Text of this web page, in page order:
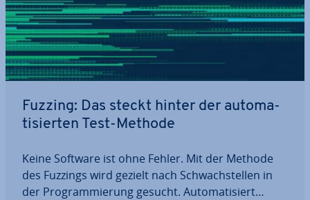
Fuzzing: Das steckt hinter der au­to­ma­
ti­sier­ten Test-Methode
Keine Software ist ohne Fehler. Mit der Methode
des Fuzzings wird gezielt nach Schwach­stel­len in
der Pro­gram­mie­rung gesucht. Au­to­ma­ti­siert